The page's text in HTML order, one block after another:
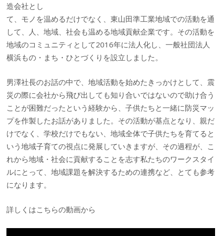
造会社とし
て、モノを温めるだけでなく、東山田準工業地域での活動を通
して、人、地域、社会も温める地域貢献企業です。その活動を
地域のコミュニティとして2016年に法人化し、一般社団法人
横浜もの・まち・ひとづくりを設立しました。
男澤社長のお話の中で、地域活動を始めたきっかけとして、震
災の際に会社から飛び出しても知り合いではないので助け合う
ことが困難だったという経験から、子供たちと一緒に防災マッ
プを作製したお話がありました。その活動が基点となり、親だ
けでなく、学校だけでもない、地域全体で子供たちを育てると
いう地域子育ての視点に発展していきますが、その過程が、こ
れから地域・社会に貢献することを志す私たちのワークスタイ
ルにとって、地域課題を解決するための連携など、とても参考
になります。
詳しくはこちらの動画から